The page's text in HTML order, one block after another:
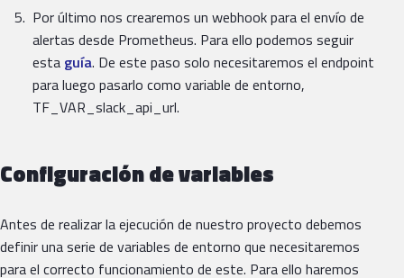
Por último nos crearemos un webhook para el envío de
alertas desde Prometheus. Para ello podemos seguir
esta guía. De este paso solo necesitaremos el endpoint
para luego pasarlo como variable de entorno,
TF_VAR_slack_api_url.
Configuración de variables
Antes de realizar la ejecución de nuestro proyecto debemos
definir una serie de variables de entorno que necesitaremos
para el correcto funcionamiento de este. Para ello haremos